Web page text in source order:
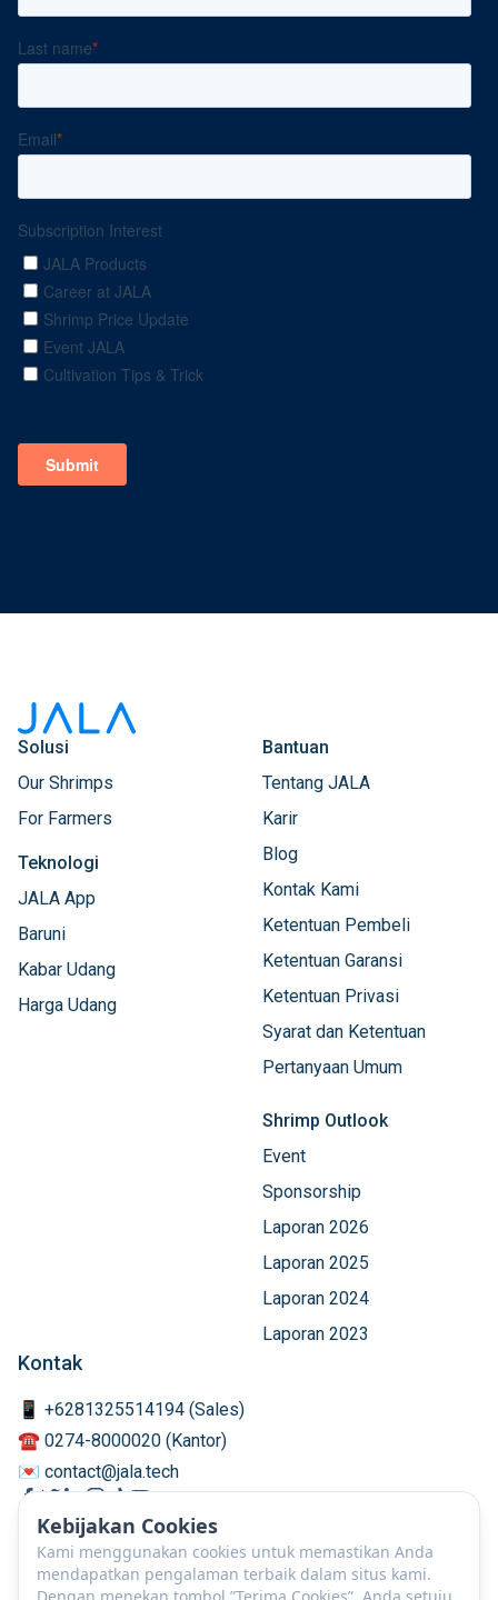
Kebijakan Cookies
Kami menggunakan cookies untuk memastikan Anda
mendapatkan pengalaman terbaik dalam situs kami.
Solusi
Our Shrimps
For Farmers
Teknologi
JALA App
Baruni
Kabar Udang
Harga Udang
Bantuan
Tentang JALA
Karir
Blog
Kontak Kami
Ketentuan Pembeli
Ketentuan Garansi
Ketentuan Privasi
Syarat dan Ketentuan
Pertanyaan Umum
Shrimp Outlook
Event
Sponsorship
Laporan 2026
Laporan 2025
Laporan 2024
Laporan 2023
Kontak
📱 +6281325514194 (Sales)
☎️ 0274-8000020 (Kantor)
💌 contact@jala.tech